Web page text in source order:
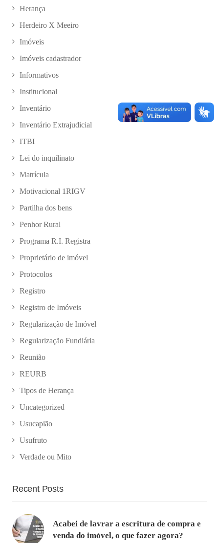
Herança
Herdeiro X Meeiro
Imóveis
Imóveis cadastrador
Informativos
Institucional
Inventário
Inventário Extrajudicial
ITBI
Lei do inquilinato
Matrícula
Motivacional 1RIGV
Partilha dos bens
Penhor Rural
Programa R.I. Registra
Proprietário de imóvel
Protocolos
Registro
Registro de Imóveis
Regularização de Imóvel
Regularização Fundiária
Reunião
REURB
Tipos de Herança
Uncategorized
Usucapião
Usufruto
Verdade ou Mito
Recent Posts
Acabei de lavrar a escritura de compra e
venda do imóvel, o que fazer agora?